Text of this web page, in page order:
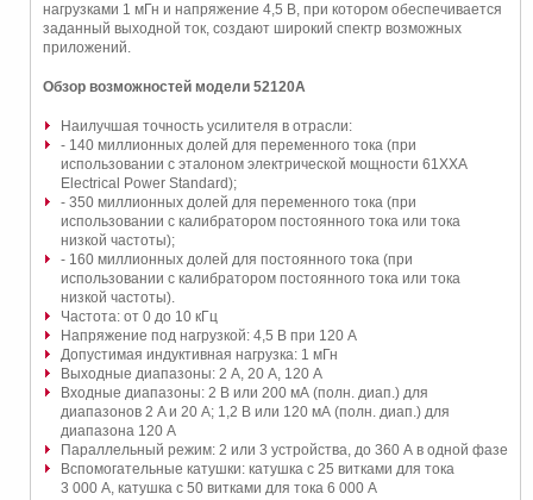
нагрузками 1 мГн и напряжение 4,5 В, при котором обеспечивается
заданный выходной ток, создают широкий спектр возможных
приложений.
Обзор возможностей модели 52120A
Наилучшая точность усилителя в отрасли:
- 140 миллионных долей для переменного тока (при
использовании с эталоном электрической мощности 61XXA
Electrical Power Standard);
- 350 миллионных долей для переменного тока (при
использовании с калибратором постоянного тока или тока
низкой частоты);
- 160 миллионных долей для постоянного тока (при
использовании с калибратором постоянного тока или тока
низкой частоты).
Частота: от 0 до 10 кГц
Напряжение под нагрузкой: 4,5 В при 120 А
Допустимая индуктивная нагрузка: 1 мГн
Выходные диапазоны: 2 А, 20 А, 120 А
Входные диапазоны: 2 В или 200 мА (полн. диап.) для
диапазонов 2 A и 20 A; 1,2 В или 120 мА (полн. диап.) для
диапазона 120 A
Параллельный режим: 2 или 3 устройства, до 360 А в одной фазе
Вспомогательные катушки: катушка с 25 витками для тока
3 000 A, катушка с 50 витками для тока 6 000 А